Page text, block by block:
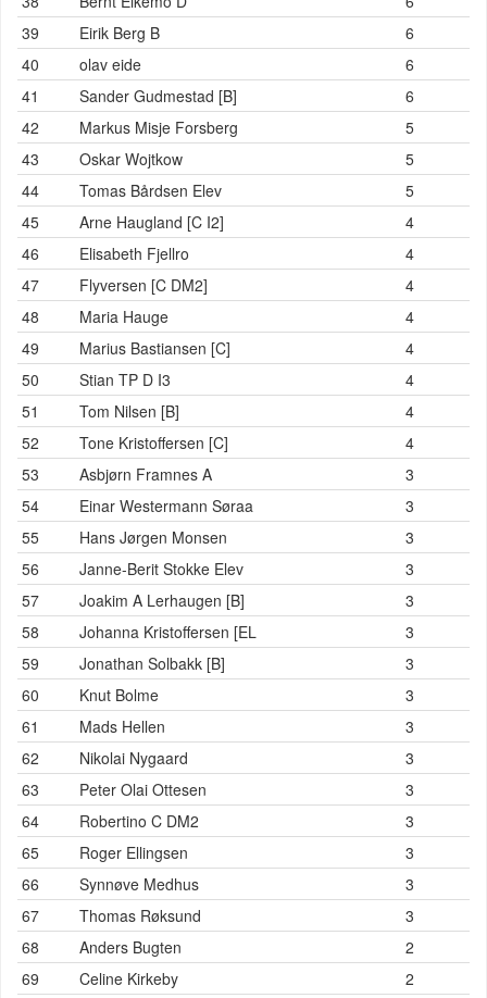
39
Eirik Berg B
6
40
olav eide
6
41
Sander Gudmestad [B]
6
42
Markus Misje Forsberg
5
43
Oskar Wojtkow
5
44
Tomas Bårdsen Elev
5
45
Arne Haugland [C I2]
4
46
Elisabeth Fjellro
4
47
Flyversen [C DM2]
4
48
Maria Hauge
4
49
Marius Bastiansen [C]
4
50
Stian TP D I3
4
51
Tom Nilsen [B]
4
52
Tone Kristoffersen [C]
4
53
Asbjørn Framnes A
3
54
Einar Westermann Søraa
3
55
Hans Jørgen Monsen
3
56
Janne-Berit Stokke Elev
3
57
Joakim A Lerhaugen [B]
3
58
Johanna Kristoffersen [EL
3
59
Jonathan Solbakk [B]
3
60
Knut Bolme
3
61
Mads Hellen
3
62
Nikolai Nygaard
3
63
Peter Olai Ottesen
3
64
Robertino C DM2
3
65
Roger Ellingsen
3
66
Synnøve Medhus
3
67
Thomas Røksund
3
68
Anders Bugten
2
69
Celine Kirkeby
2